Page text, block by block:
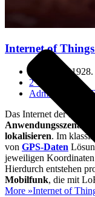
Internet of
30. July 2019
2 Comments
Administration
Das Internet der
Anwendungsszenarien
lokalisieren. Im
von GPS-Daten
jeweiligen
Hierdurch entstehen
Mobilfunk, die mit
More »Internet of